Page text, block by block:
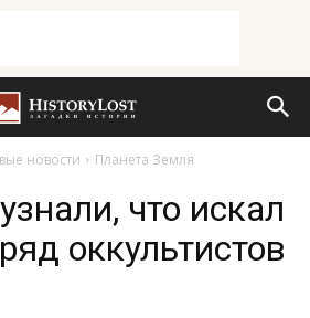
новости Планета Земля
что искал
оккультистов